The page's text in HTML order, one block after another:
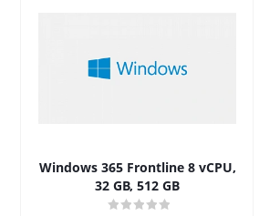
Windows 365 Frontline 8 vCPU,
32 GB, 512 GB